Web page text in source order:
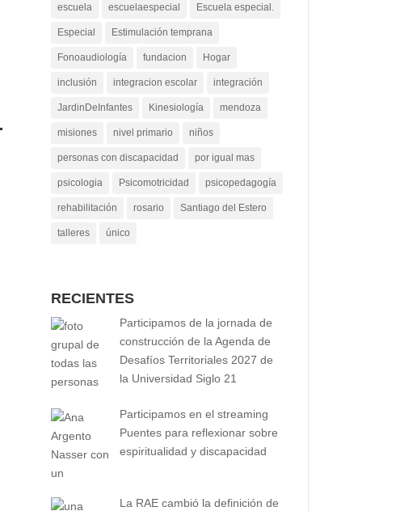
escuela escuelaespecial Escuela especial.
Especial Estimulación temprana
Fonoaudiología fundacion Hogar
inclusión integracion escolar integración
JardinDeInfantes Kinesiología mendoza
misiones nivel primario niños
personas con discapacidad por igual mas
psicologia Psicomotricidad psicopedagogía
rehabilitación rosario Santiago del Estero
talleres único
RECIENTES
Participamos de la jornada de
construcción de la Agenda de
Desafíos Territoriales 2027 de
la Universidad Siglo 21
Participamos en el streaming
Puentes para reflexionar sobre
espiritualidad y discapacidad
La RAE cambió la definición de